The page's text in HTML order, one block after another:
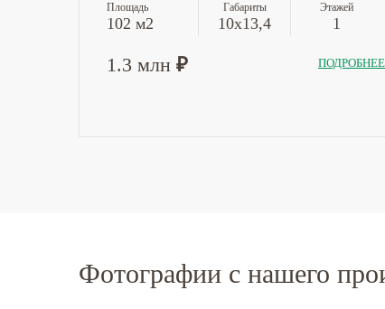
Площадь
102 м2
Габариты
10x13,4
Этажей
1
1.3 млн ₽ ПОДРОБНЕЕ
Фотографии с нашего